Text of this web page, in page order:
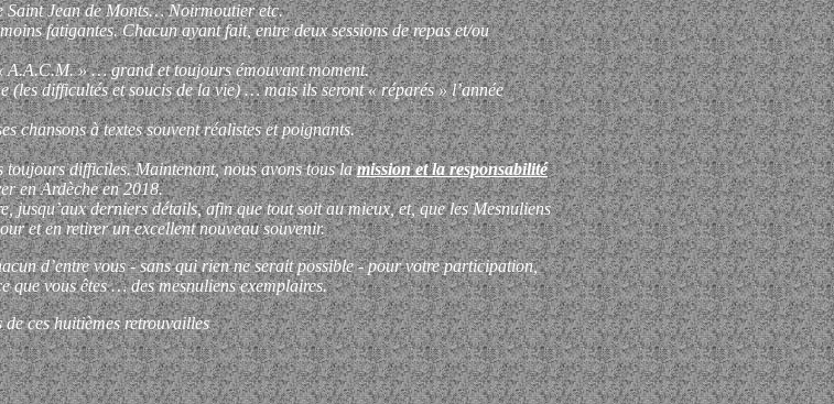
Saint Jean de Monts… Noirmoutier etc.
fatigantes. Chacun ayant fait, entre deux sessions de repas et/ou
A.A.C.M. » … grand et toujours émouvant moment.
(les difficultés et soucis de la vie) … mais ils seront « réparés » l’année
chansons à textes souvent réalistes et poignants.
difficiles. Maintenant, nous avons tous lamission et la responsabilité
en Ardèche en 2018.
jusqu’aux derniers détails, afin que tout soit au mieux, et, que les Mesnuliens
et en retirer un excellent nouveau souvenir.
d’entre vous - sans qui rien ne serait possible - pour votre participation,
vous êtes … des mesnuliens exemplaires.
ces huitièmes retrouvailles